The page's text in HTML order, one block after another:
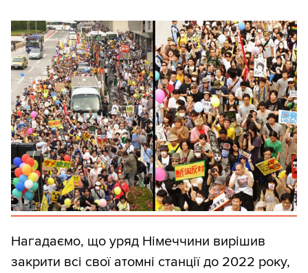
Нагадаємо, що уряд Німеччини вирішив
закрити всі свої атомні станції до 2022 року,